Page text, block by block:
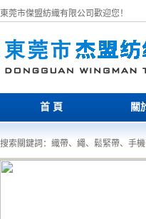
東莞市傑盟紡織有限公司歡迎您！
首 頁 關
搜索關鍵詞：織帶、繩、鬆緊帶、手